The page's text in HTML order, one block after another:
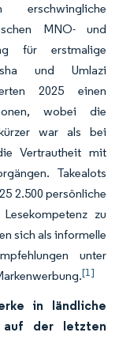
MNO- und
für erstmalige
und Umlazi
2025 einen
wobei die
war als bei
Vertrautheit mit
Takealots
2.500 persönliche
zu
sich als informelle
unter
[1]
in ländliche
auf der letzten